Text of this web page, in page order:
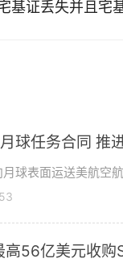
基证丢失并且宅
球任务合同 推
球表面运送美航空
高56亿美元收